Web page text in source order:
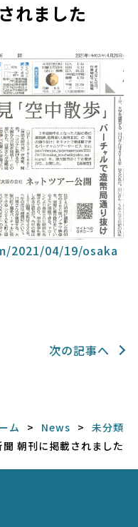
れました
2021/04/19/osaka
次の記事へ
ム News
未分類
聞 朝刊に掲載されました